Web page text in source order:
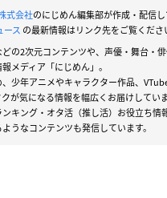
式会社のにじめん編集部が作成・配信し
ース の最新情報はリンク先をご覧くださ
の2次元コンテンツや、声優・舞台・
メディア「にじめん」。
少年アニメやキャラクター作品、
が気になる情報を幅広くお届けしていま
キング・オタ活（推し活）お役立ち情
うなコンテンツも発信しています。